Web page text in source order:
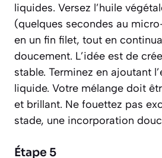
liquides. Versez l’huile
(quelques secondes au
en un fin filet, tout en
doucement. L’idée est de
stable. Terminez en ajoutant
liquide. Votre mélange doit
et brillant. Ne fouettez pas
stade, une incorporation
Étape 5